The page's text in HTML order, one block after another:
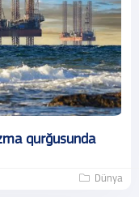
qurğusunda
Dünya